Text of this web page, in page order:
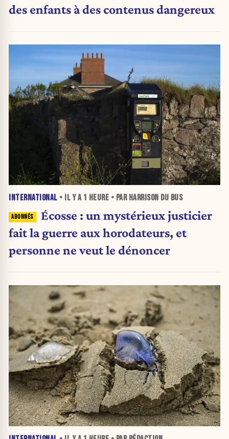
des enfants à des contenus dangereux
INTERNATIONAL • IL Y A 1 HEURE • PAR HARRISON DU BUS
Écosse : un mystérieux justicier
fait la guerre aux horodateurs, et
personne ne veut le dénoncer